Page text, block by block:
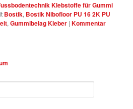
Klebstoffe für Gummi
Bostik, Bostik Nibofloor PU 16 2K PU
,Gummibelag Kleber |Kommentar